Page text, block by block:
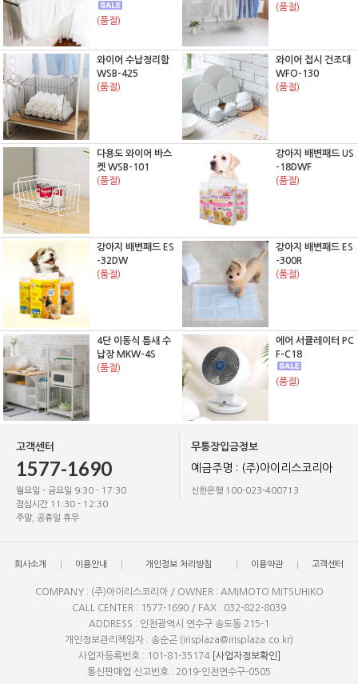
(품절)
(품절)
와이어 수납정리함
WSB-425
(품절)
와이어 접시 건조대
WFO-130
(품절)
다용도 와이어 바스
켓 WSB-101
(품절)
강아지 배변패드 US
-18DWF
(품절)
강아지 배변패드 ES
-32DW
(품절)
강아지 배변패드 ES
-300R
(품절)
4단 이동식 틈새 수
납장 MKW-4S
(품절)
에어 서큘레이터 PC
F-C18
(품절)
고객센터
1577-1690
월요일 - 금요일 9:30 - 17:30
점심시간 11:30 - 12:30
주말, 공휴일 휴무
무통장입금정보
예금주명 : (주)아이리스코리아
신한은행 100-023-400713
회사소개 이용안내 개인정보 처리방침 이용약관 고객센터
COMPANY : (주)아이리스코리아 / OWNER : AMIMOTO MITSUHIKO
CALL CENTER : 1577-1690 / FAX : 032-822-8039
ADDRESS : 인천광역시 연수구 송도동 215-1
개인정보관리책임자 : 송순곤 (irisplaza@irisplaza.co.kr)
사업자등록번호 : 101-81-35174 [사업자정보확인]
통신판매업 신고번호 : 2019-인천연수구-0505